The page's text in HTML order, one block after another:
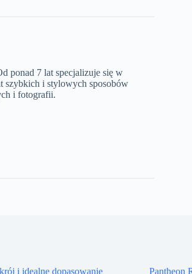
ponad 7 lat specjalizuje się w
szybkich i stylowych sposobów
i fotografii.​
i idealne dopasowanie Pantheon